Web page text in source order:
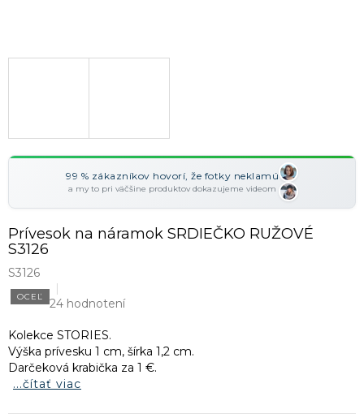
99 % zákazníkov hovorí, že fotky neklamú
a my to pri väčšine produktov dokazujeme videom
Prívesok na náramok SRDIEČKO RUŽOVÉ
S3126
S3126
OCEĽ 24 hodnotení
Kolekce STORIES.
Výška prívesku 1 cm, šírka 1,2 cm.
Darčeková krabička za 1 €.
...čítať viac